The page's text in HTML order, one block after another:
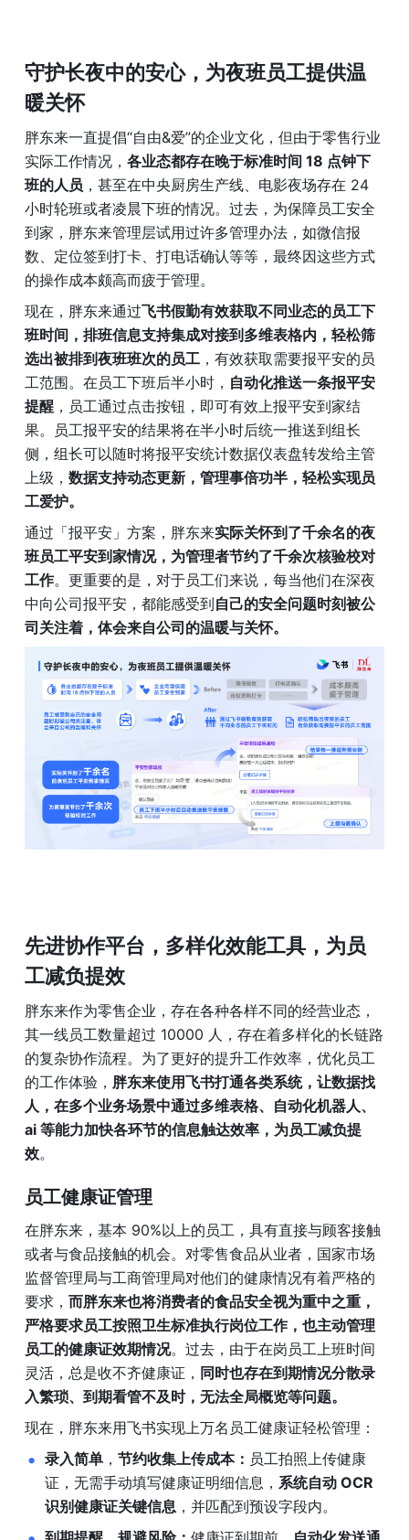
守护长夜中的安心，为夜班员工提供温
暖关怀
胖东来一直提倡“自由&爱”的企业文化，但由于零售行业
实际工作情况， 各业态都存在晚于标准时间 18 点钟下
班的人员 ，甚至在中央厨房生产线、电影夜场存在 24
小时轮班或者凌晨下班的情况。过去，为保障员工安全
到家，胖东来管理层试用过许多管理办法，如微信报
数、定位签到打卡、打电话确认等等，最终因这些方式
的操作成本颇高而疲于管理。
现在，胖东来通过飞书假勤有效获取不同业态的员工下
班时间，排班信息支持集成对接到多维表格内，轻松筛
选出被排到夜班班次的员工 ，有效获取需要报平安的员
工范围。在员工下班后半小时， 自动化推送一条报平安
提醒 ，员工通过点击按钮，即可有效上报平安到家结
果。员工报平安的结果将在半小时后统一推送到组长
侧，组长可以随时将报平安统计数据仪表盘转发给主管
上级， 数据支持动态更新，管理事倍功半，轻松实现员
工爱护。
通过「报平安」方案，胖东来实际关怀到了千余名的夜
班员工平安到家情况，为管理者节约了千余次核验校对
工作。更重要的是，对于员工们来说，每当他们在深夜
中向公司报平安，都能感受到自己的安全问题时刻被公
司关注着，体会来自公司的温暖与关怀。
先进协作平台，多样化效能工具，为员
工减负提效
胖东来作为零售企业，存在各种各样不同的经营业态，
其一线员工数量超过 10000 人，存在着多样化的长链路
的复杂协作流程。为了更好的提升工作效率，优化员工
的工作体验， 胖东来使用飞书打通各类系统，让数据找
人，在多个业务场景中通过多维表格、自动化机器人、
ai 等能力加快各环节的信息触达效率，为员工减负提
效。
员工健康证管理
在胖东来，基本 90%以上的员工，具有直接与顾客接触
或者与食品接触的机会。对零售食品从业者，国家市场
监督管理局与工商管理局对他们的健康情况有着严格的
要求， 而胖东来也将消费者的食品安全视为重中之重，
严格要求员工按照卫生标准执行岗位工作，也主动管理
员工的健康证效期情况。过去，由于在岗员工上班时间
灵活，总是收不齐健康证， 同时也存在到期情况分散录
入繁琐、到期看管不及时，无法全局概览等问题。
现在，胖东来用飞书实现上万名员工健康证轻松管理：
录入简单 ， 节约收集上传成本： 员工拍照上传健康
证，无需手动填写健康证明细信息， 系统自动 OCR
识别健康证关键信息 ，并匹配到预设字段内。